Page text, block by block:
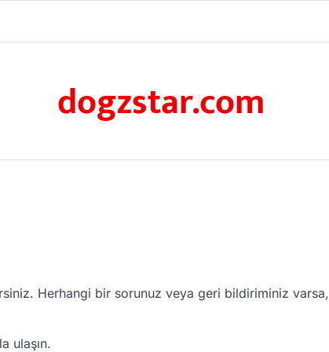
dogzstar.com
Herhangi bir sorunuz veya geri bildiriminiz varsa,
ulaşın.